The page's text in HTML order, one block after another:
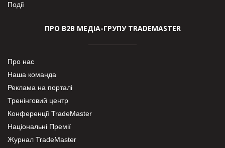
Події
ПРО В2В МЕДІА-ГРУПУ TRADEMASTER
Про нас
Наша команда
Реклама на порталі
Тренінговий центр
Конференції TradeMaster
Національні Премії
Журнал TradeMaster